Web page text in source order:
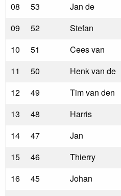
08
53 Jan de
09
52 Stefan
10
51 Cees van
11
50 Henk van de
12
49 Tim van den
13
48 Harris
14
47 Jan
15
46 Thierry
16
45 Johan